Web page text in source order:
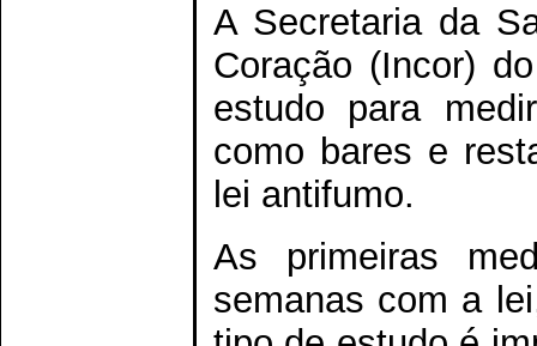
A Secretaria da
Coração (Incor)
estudo para
como bares e
lei antifumo.
As primeiras
semanas com a